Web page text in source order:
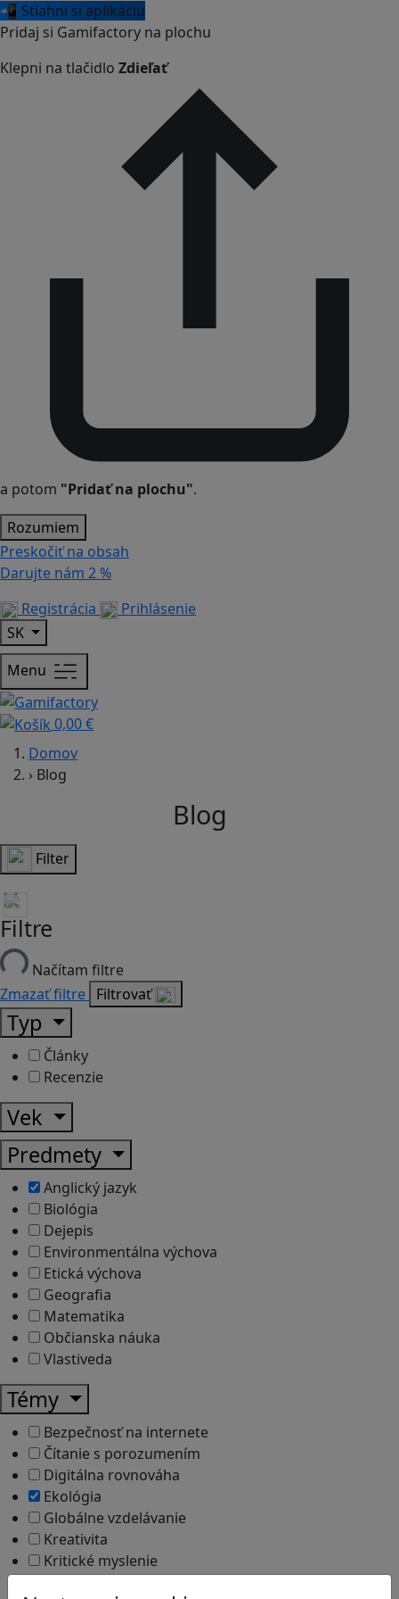
📲 Stiahni si aplikáciu
Pridaj si Gamifactory na plochu
Klepni na tlačidlo Zdieľať
a potom "Pridať na plochu".
Rozumiem
Preskočiť na obsah
Darujte nám 2 %
Registrácia
Prihlásenie
SK
Menu
0,00 €
Domov
› Blog
Blog
Filter
Filtre
Načítam filtre
Zmazať filtre Filtrovať
Typ
Články
Recenzie
Vek
Predmety
Anglický jazyk
Biológia
Dejepis
Environmentálna výchova
Etická výchova
Geografia
Matematika
Občianska náuka
Vlastiveda
Témy
Bezpečnosť na internete
Čítanie s porozumením
Digitálna rovnováha
Ekológia
Globálne vzdelávanie
Kreativita
Kritické myslenie